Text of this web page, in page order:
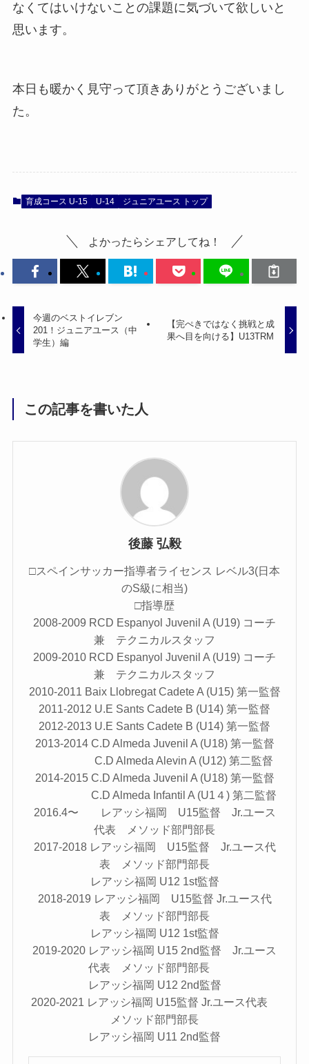
なくてはいけないことの課題に気づいて欲しいと
思います。
本日も暖かく見守って頂きありがとうございまし
た。
育成コース U-15 U-14 ジュニアユース トップ
よかったらシェアしてね！
今週のベストイレブン
201！ジュニアユース（中
学生）編
【完ぺきではなく挑戦と成
果へ目を向ける】U13TRM
この記事を書いた人
後藤 弘毅
□スペインサッカー指導者ライセンス レベル3(日本
のS級に相当)
□指導歴
2008-2009 RCD Espanyol Juvenil A (U19) コーチ
兼 テクニカルスタッフ
2009-2010 RCD Espanyol Juvenil A (U19) コーチ
兼 テクニカルスタッフ
2010-2011 Baix Llobregat Cadete A (U15) 第一監督
2011-2012 U.E Sants Cadete B (U14) 第一監督
2012-2013 U.E Sants Cadete B (U14) 第一監督
2013-2014 C.D Almeda Juvenil A (U18) 第一監督
C.D Almeda Alevin A (U12) 第二監督
2014-2015 C.D Almeda Juvenil A (U18) 第一監督
C.D Almeda Infantil A (U1４) 第二監督
2016.4〜 レアッシ福岡 U15監督 Jr.ユース
代表 メソッド部門部長
2017-2018 レアッシ福岡 U15監督 Jr.ユース代
表 メソッド部門部長
レアッシ福岡 U12 1st監督
2018-2019 レアッシ福岡 U15監督 Jr.ユース代
表 メソッド部門部長
レアッシ福岡 U12 1st監督
2019-2020 レアッシ福岡 U15 2nd監督 Jr.ユース
代表 メソッド部門部長
レアッシ福岡 U12 2nd監督
2020-2021 レアッシ福岡 U15監督 Jr.ユース代表
メソッド部門部長
レアッシ福岡 U11 2nd監督